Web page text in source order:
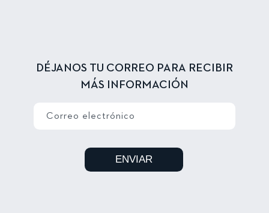
DÉJANOS TU CORREO PARA RECIBIR
MÁS INFORMACIÓN
Correo electrónico
ENVIAR